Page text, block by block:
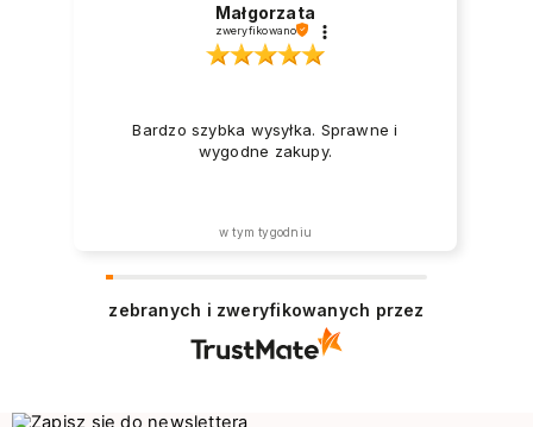
Małgorzata
zweryfikowano
Bardzo szybka wysyłka. Sprawne i
wygodne zakupy.
w tym tygodniu
zebranych i zweryfikowanych przez